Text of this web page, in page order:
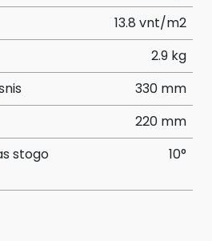
13.8 vnt/m2
2.9 kg
330 mm
220 mm
stogo
10°